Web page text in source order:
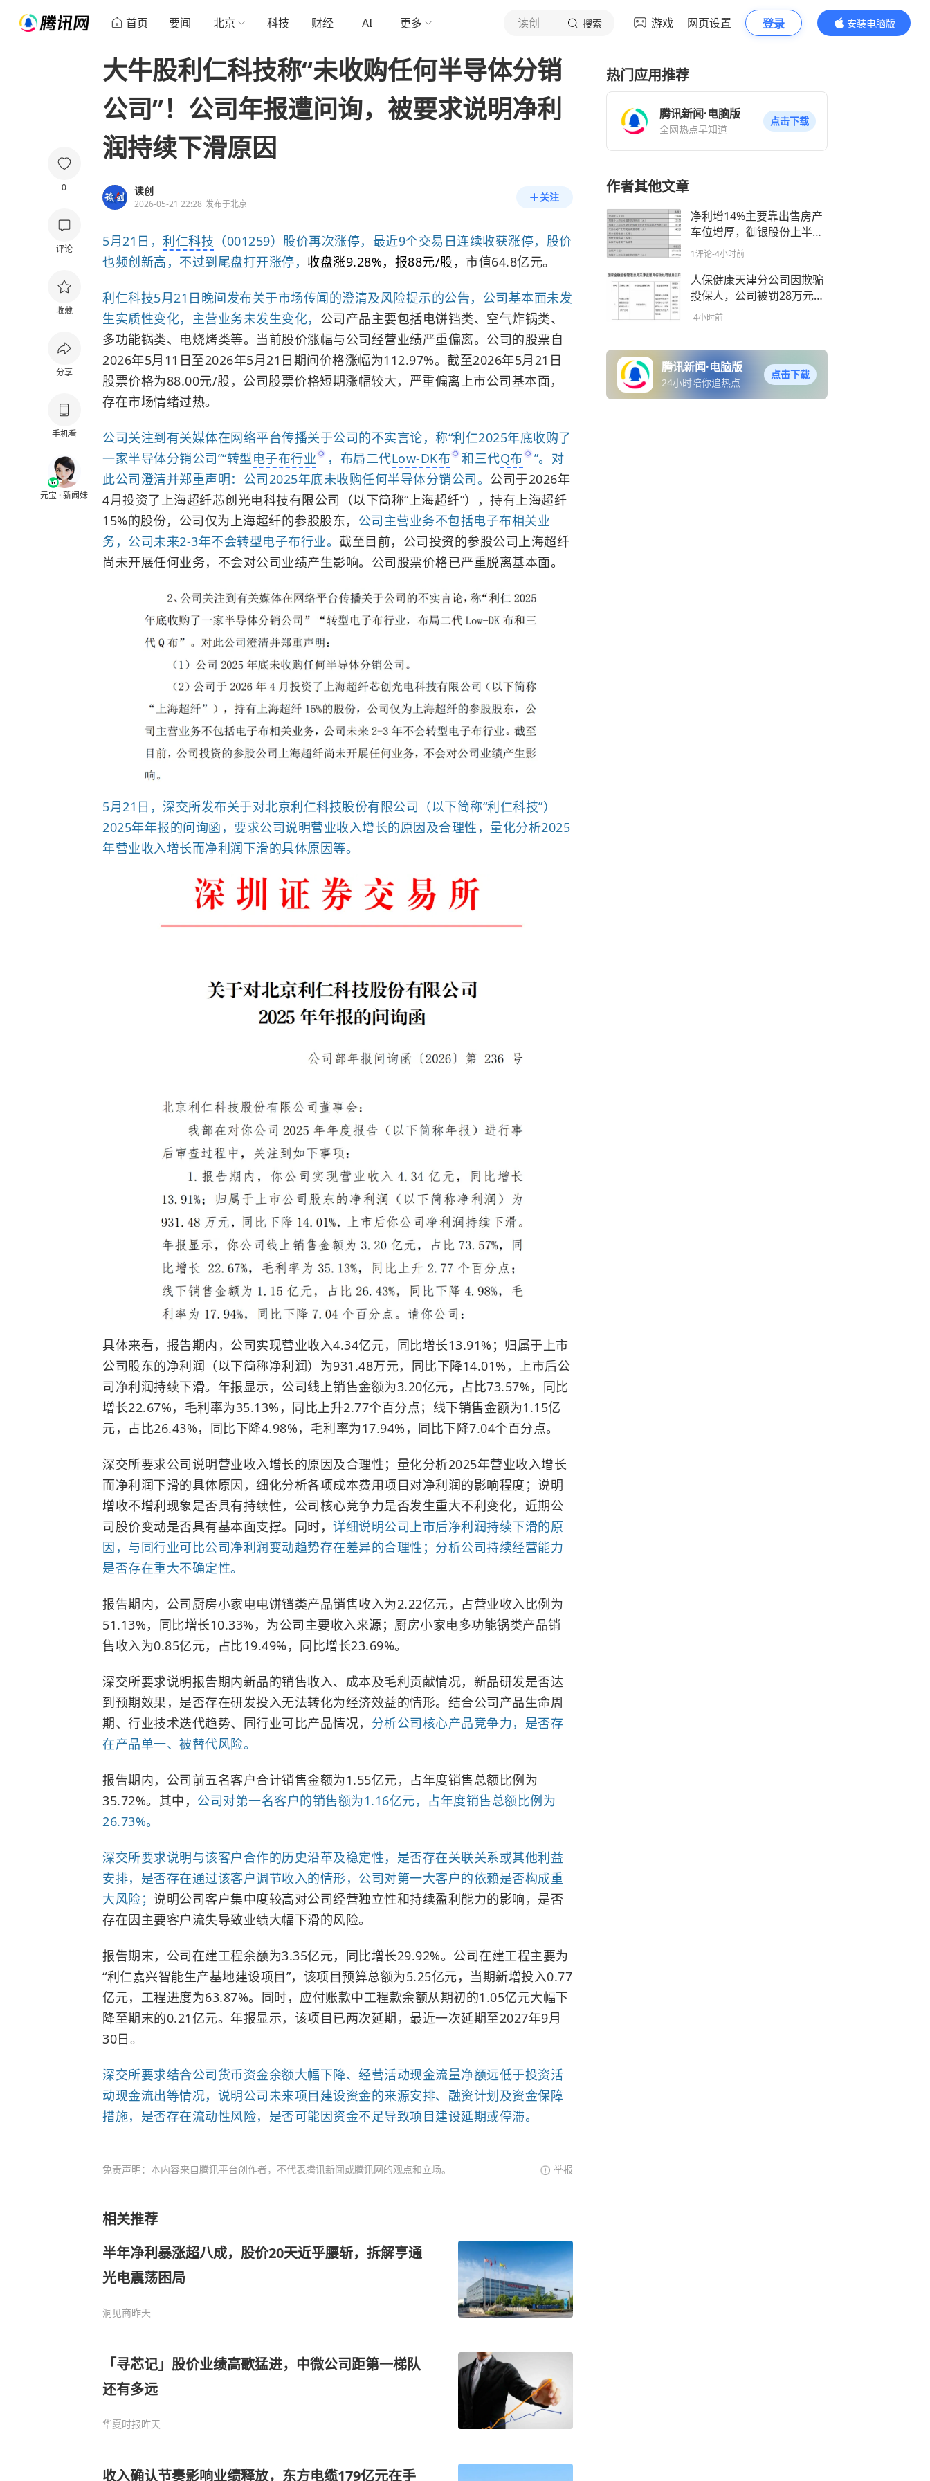
首页 要闻 北京 科技 财经 AI 更多 读创 搜索 游戏 网页设置 登录
安装电脑版
内容更精彩
0
评论
收藏
分享
手机看
元宝 · 新闻妹
大牛股利仁科技称“未收购任何半导体分销
公司”！公司年报遭问询，被要求说明净利
润持续下滑原因
读创
2026-05-21 22:28 发布于北京
关注
5月21日， 利仁科技 （001259）股价再次涨停， 最近9个交易日连续收获涨停， 股价
也频创新高， 不过到尾盘打开涨停， 收盘涨9.28%，报88元/股， 市值64.8亿元。
利仁科技5月21日晚间发布关于市场传闻的澄清及风险提示的公告，公司基本面未发
生实质性变化，主营业务未发生变化， 公司产品主要包括电饼铛类、空气炸锅类、
多功能锅类、电烧烤类等。当前股价涨幅与公司经营业绩严重偏离。公司的股票自
2026年5月11日至2026年5月21日期间价格涨幅为112.97%。截至2026年5月21日
股票价格为88.00元/股，公司股票价格短期涨幅较大，严重偏离上市公司基本面，
存在市场情绪过热。
公司关注到有关媒体在网络平台传播关于公司的不实言论，称“利仁2025年底收购了
一家半导体分销公司”“转型电子布行业 ，布局二代Low-DK布 和三代Q布
”。对
此公司澄清并郑重声明：公司2025年底未收购任何半导体分销公司。 公司于2026年
4月投资了上海超纤芯创光电科技有限公司（以下简称“上海超纤”），持有上海超纤
15%的股份，公司仅为上海超纤的参股股东， 公司主营业务不包括电子布相关业
务，公司未来2-3年不会转型电子布行业。 截至目前，公司投资的参股公司上海超纤
尚未开展任何业务，不会对公司业绩产生影响。公司股票价格已严重脱离基本面。
5月21日，深交所发布关于对北京利仁科技股份有限公司（以下简称“利仁科技”）
2025年年报的问询函，要求公司说明营业收入增长的原因及合理性，量化分析2025
年营业收入增长而净利润下滑的具体原因等。
具体来看， 报告期内，公司实现营业收入4.34亿元，同比增长13.91%；归属于上市
公司股东的净利润（以下简称净利润）为931.48万元，同比下降14.01%，上市后公
司净利润持续下滑。年报显示，公司线上销售金额为3.20亿元，占比73.57%，同比
增长22.67%，毛利率为35.13%，同比上升2.77个百分点；线下销售金额为1.15亿
元，占比26.43%，同比下降4.98%，毛利率为17.94%，同比下降7.04个百分点。
深交所要求公司说明营业收入增长的原因及合理性；量化分析2025年营业收入增长
而净利润下滑的具体原因，细化分析各项成本费用项目对净利润的影响程度；说明
增收不增利现象是否具有持续性，公司核心竞争力是否发生重大不利变化，近期公
司股价变动是否具有基本面支撑。同时， 详细说明公司上市后净利润持续下滑的原
因，与同行业可比公司净利润变动趋势存在差异的合理性；分析公司持续经营能力
是否存在重大不确定性。
报告期内，公司厨房小家电电饼铛类产品销售收入为2.22亿元，占营业收入比例为
51.13%，同比增长10.33%，为公司主要收入来源；厨房小家电多功能锅类产品销
售收入为0.85亿元，占比19.49%，同比增长23.69%。
深交所要求说明报告期内新品的销售收入、成本及毛利贡献情况，新品研发是否达
到预期效果，是否存在研发投入无法转化为经济效益的情形。结合公司产品生命周
期、行业技术迭代趋势、同行业可比产品情况， 分析公司核心产品竞争力，是否存
在产品单一、被替代风险。
报告期内，公司前五名客户合计销售金额为1.55亿元，占年度销售总额比例为
35.72%。其中， 公司对第一名客户的销售额为1.16亿元，占年度销售总额比例为
26.73%。
深交所要求说明与该客户合作的历史沿革及稳定性，是否存在关联关系或其他利益
安排，是否存在通过该客户调节收入的情形，公司对第一大客户的依赖是否构成重
大风险； 说明公司客户集中度较高对公司经营独立性和持续盈利能力的影响，是否
存在因主要客户流失导致业绩大幅下滑的风险。
报告期末，公司在建工程余额为3.35亿元，同比增长29.92%。公司在建工程主要为
“利仁嘉兴智能生产基地建设项目”，该项目预算总额为5.25亿元，当期新增投入0.77
亿元，工程进度为63.87%。同时，应付账款中工程款余额从期初的1.05亿元大幅下
降至期末的0.21亿元。年报显示，该项目已两次延期，最近一次延期至2027年9月
30日。
深交所要求结合公司货币资金余额大幅下降、经营活动现金流量净额远低于投资活
动现金流出等情况，说明公司未来项目建设资金的来源安排、融资计划及资金保障
措施，是否存在流动性风险，是否可能因资金不足导致项目建设延期或停滞。
免责声明：本内容来自腾讯平台创作者，不代表腾讯新闻或腾讯网的观点和立场。 举报
相关推荐
半年净利暴涨超八成，股价20天近乎腰斩，拆解亨通
光电震荡困局
洞见商昨天
「寻芯记」股价业绩高歌猛进，中微公司距第一梯队
还有多远
华夏时报昨天
收入确认节奏影响业绩释放，东方电缆179亿元在手
热门应用推荐
腾讯新闻·电脑版
全网热点早知道
点击下载
作者其他文章
净利增14%主要靠出售房产
车位增厚，御银股份上半年
营收、扣非净利双双下滑
1评论-4小时前
人保健康天津分公司因欺骗
投保人，公司被罚28万元，
一人被终身禁业
-4小时前
腾讯新闻·电脑版
24小时陪你追热点
点击下载